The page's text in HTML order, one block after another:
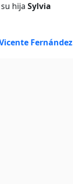
hija Sylvia
Fernández